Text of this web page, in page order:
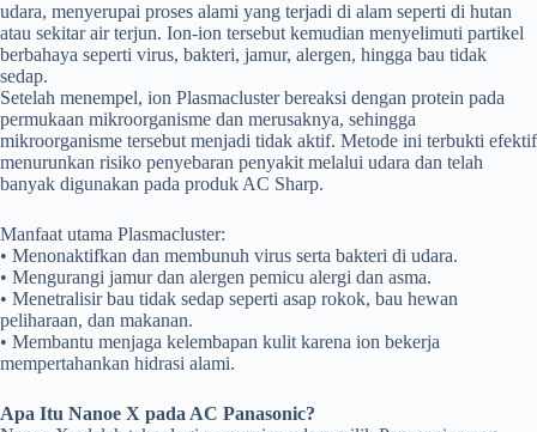
udara, menyerupai proses alami yang terjadi di alam seperti di hutan
atau sekitar air terjun. Ion-ion tersebut kemudian menyelimuti partikel
berbahaya seperti virus, bakteri, jamur, alergen, hingga bau tidak
sedap.
Setelah menempel, ion Plasmacluster bereaksi dengan protein pada
permukaan mikroorganisme dan merusaknya, sehingga
mikroorganisme tersebut menjadi tidak aktif. Metode ini terbukti efektif
menurunkan risiko penyebaran penyakit melalui udara dan telah
banyak digunakan pada produk AC Sharp.
Manfaat utama Plasmacluster:
• Menonaktifkan dan membunuh virus serta bakteri di udara.
• Mengurangi jamur dan alergen pemicu alergi dan asma.
• Menetralisir bau tidak sedap seperti asap rokok, bau hewan
peliharaan, dan makanan.
• Membantu menjaga kelembapan kulit karena ion bekerja
mempertahankan hidrasi alami.
Apa Itu Nanoe X pada AC Panasonic?